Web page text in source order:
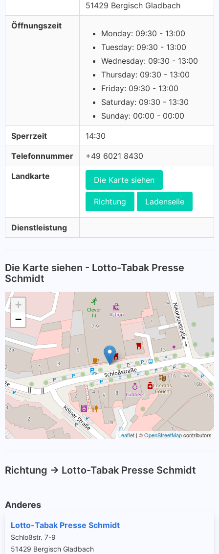
51429 Bergisch Gladbach
Öffnungszeit
Monday: 09:30 - 13:00
Tuesday: 09:30 - 13:00
Wednesday: 09:30 - 13:00
Thursday: 09:30 - 13:00
Friday: 09:30 - 13:00
Saturday: 09:30 - 13:30
Sunday: 00:00 - 00:00
Sperrzeit 14:30
Telefonnummer +49 6021 8430
Landkarte Die Karte siehen
Richtung Ladenseile
Dienstleistung
Die Karte siehen - Lotto-Tabak Presse
Schmidt
+
−
Leaflet | ©OpenStreetMapcontributors
Richtung -> Lotto-Tabak Presse Schmidt
Anderes
Lotto-Tabak Presse Schmidt
Schloßstr. 7-9
51429 Bergisch Gladbach